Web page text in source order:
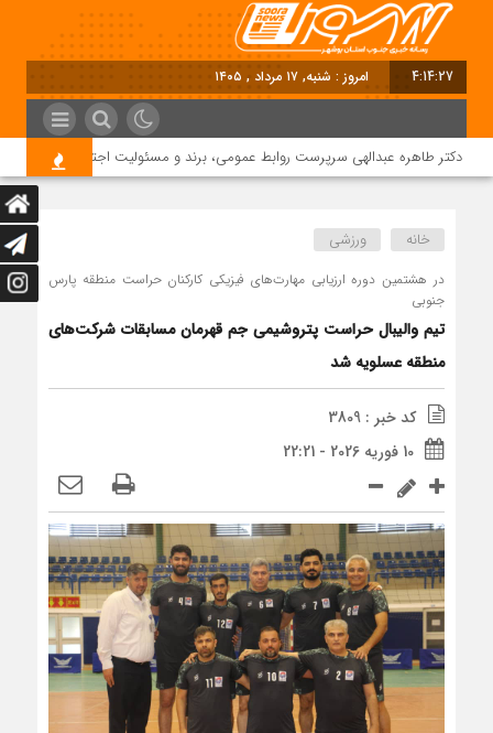
4:14:28 امروز : شنبه, ۱۷ مرداد , ۱۴۰۵
دکتر طاهره عبدالهی سرپرست روابط عمومی، برند و مسئولیت اجتماعی دماوند
خانه ورزشی
در هشتمین دوره ارزیابی مهارت‌های فیزیکی کارکنان حراست منطقه پارس
جنوبی
تیم والیبال حراست پتروشیمی جم قهرمان مسابقات شرکت‌های
منطقه عسلویه شد
کد خبر : 3809
10 فوریه 2026 - 22:21